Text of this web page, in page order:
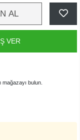
AL
VER
bulun.